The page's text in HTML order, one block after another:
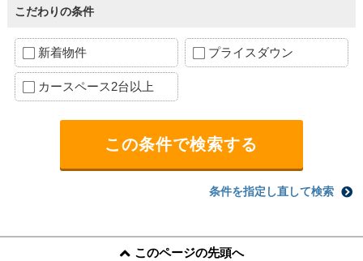
こだわりの条件
新着物件 プライスダウン
カースペース2台以上
条件を指定し直して検索
このページの先頭へ